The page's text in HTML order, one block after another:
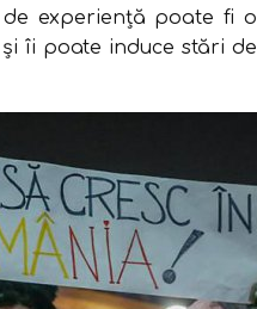
experiență poate fi o
îi poate induce stări de